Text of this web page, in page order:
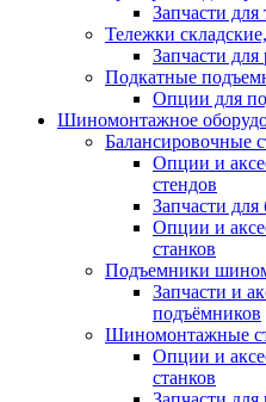
Запчасти для
Тележки
Запчасти для
Подкатные
Опции для
Шиномонтажное
Балансировочные
Опции и
стендов
Запчасти
Опции и
станков
Подъемники
Запчасти и
подъёмников
Шиномонтажные
Опции и
станков